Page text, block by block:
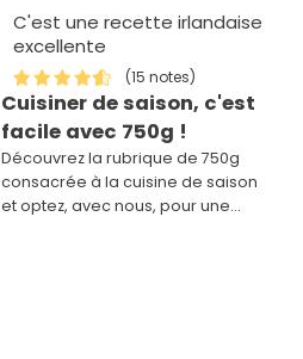
C'est une recette irlandaise
excellente
(15 notes)
Cuisiner de saison, c'est
facile avec 750g !
Découvrez la rubrique de 750g
consacrée à la cuisine de saison
et optez, avec nous, pour une